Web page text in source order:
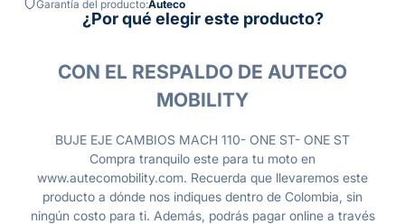
Garantía del producto:Auteco
¿Por qué elegir este producto?
CON EL RESPALDO DE AUTECO
MOBILITY
BUJE EJE CAMBIOS MACH 110- ONE ST- ONE ST
Compra tranquilo este para tu moto en
www.autecomobility.com. Recuerda que llevaremos este
producto a dónde nos indiques dentro de Colombia, sin
ningún costo para ti. Además, podrás pagar online a través